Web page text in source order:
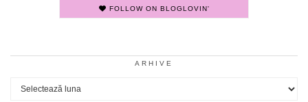
FOLLOW ON BLOGLOVIN'
ARHIVE
Arhive